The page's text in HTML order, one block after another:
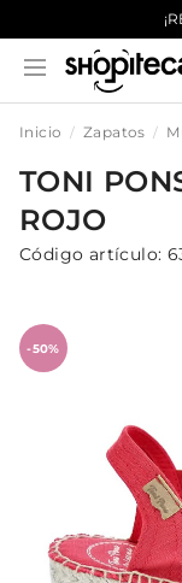
Inicio Zapatos
TONI
ROJO
Código artículo:
-50%